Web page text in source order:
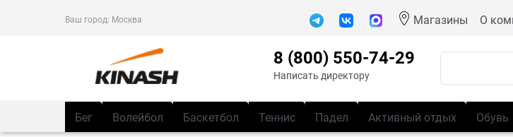
Ваш город: Москва Магазины О
8 (800) 550-74-29
Написать директору
Бег Волейбол Баскетбол Теннис Падел Активный отдых Обувь